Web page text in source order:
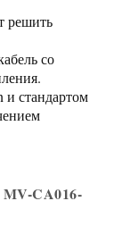
решить
со
стандартом
CA016-